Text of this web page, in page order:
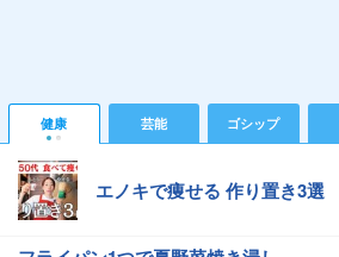
健康 芸能 ゴシップ
エノキで痩せる 作り置き3選